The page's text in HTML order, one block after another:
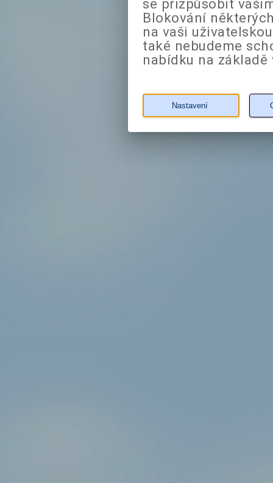
se přizpůsobit
Blokování
na vaši
také nebudeme
nabídku na
Nastavení